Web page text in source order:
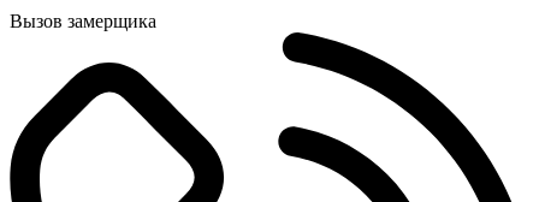
Вызов замерщика